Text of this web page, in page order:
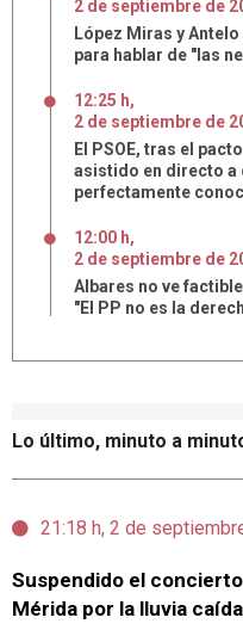
Lo último, minuto a
21:18 h, 2 de
Suspendido el
Mérida por la lluvia
2 de septiembre de
López Miras y
para hablar de "las
12:25 h,
2 de septiembre de
El PSOE, tras el
asistido en directo a
perfectamente
12:00 h,
2 de septiembre de
Albares no ve
"El PP no es la